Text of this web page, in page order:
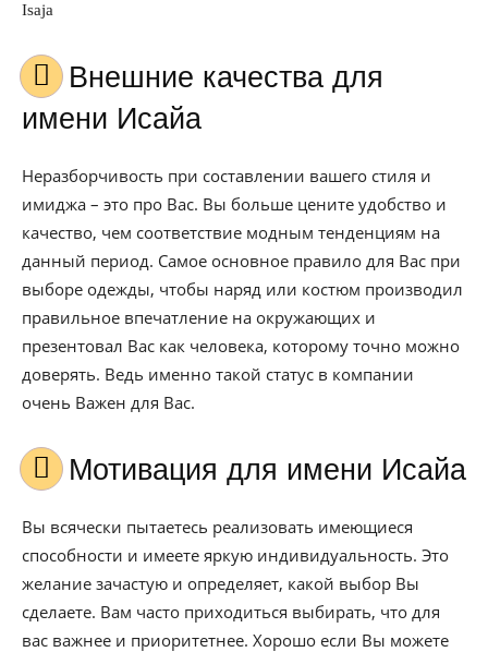
Isaja
Внешние качества для
имени Исайа
Неразборчивость при составлении вашего стиля и
имиджа – это про Вас. Вы больше цените удобство и
качество, чем соответствие модным тенденциям на
данный период. Самое основное правило для Вас при
выборе одежды, чтобы наряд или костюм производил
правильное впечатление на окружающих и
презентовал Вас как человека, которому точно можно
доверять. Ведь именно такой статус в компании
очень Важен для Вас.
Мотивация для имени Исайа
Вы всячески пытаетесь реализовать имеющиеся
способности и имеете яркую индивидуальность. Это
желание зачастую и определяет, какой выбор Вы
сделаете. Вам часто приходиться выбирать, что для
вас важнее и приоритетнее. Хорошо если Вы можете